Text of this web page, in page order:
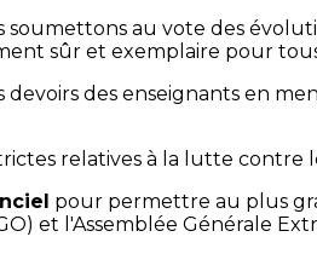
soumettons au vote des
sûr et exemplaire pour
devoirs des enseignants en
relatives à la lutte contre
pour permettre au plus
et l'Assemblée Générale